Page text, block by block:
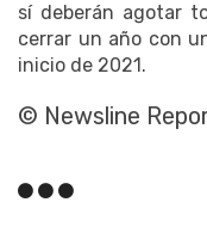
sí deberán agotar
cerrar un año con
inicio de 2021.
© Newsline